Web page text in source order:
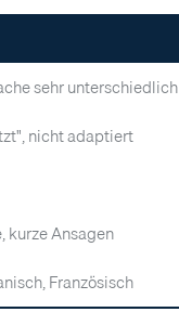
sehr unterschiedlich
nicht adaptiert
kurze Ansagen
Französisch